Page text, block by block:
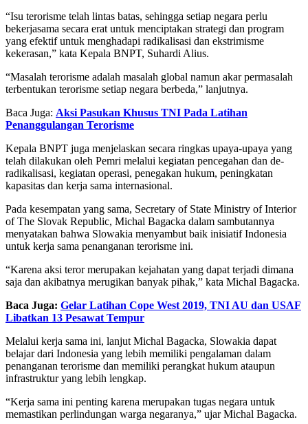
“Isu terorisme telah lintas batas, sehingga setiap negara perlu
bekerjasama secara erat untuk menciptakan strategi dan program
yang efektif untuk menghadapi radikalisasi dan ekstrimisme
kekerasan,” kata Kepala BNPT, Suhardi Alius.
“Masalah terorisme adalah masalah global namun akar permasalah
terbentukan terorisme setiap negara berbeda,” lanjutnya.
Baca Juga: Aksi Pasukan Khusus TNI Pada Latihan
Penanggulangan Terorisme
Kepala BNPT juga menjelaskan secara ringkas upaya-upaya yang
telah dilakukan oleh Pemri melalui kegiatan pencegahan dan de-
radikalisasi, kegiatan operasi, penegakan hukum, peningkatan
kapasitas dan kerja sama internasional.
Pada kesempatan yang sama, Secretary of State Ministry of Interior
of The Slovak Republic, Michal Bagacka dalam sambutannya
menyatakan bahwa Slowakia menyambut baik inisiatif Indonesia
untuk kerja sama penanganan terorisme ini.
“Karena aksi teror merupakan kejahatan yang dapat terjadi dimana
saja dan akibatnya merugikan banyak pihak,” kata Michal Bagacka.
Baca Juga: Gelar Latihan Cope West 2019, TNI AU dan USAF
Libatkan 13 Pesawat Tempur
Melalui kerja sama ini, lanjut Michal Bagacka, Slowakia dapat
belajar dari Indonesia yang lebih memiliki pengalaman dalam
penanganan terorisme dan memiliki perangkat hukum ataupun
infrastruktur yang lebih lengkap.
“Kerja sama ini penting karena merupakan tugas negara untuk
memastikan perlindungan warga negaranya,” ujar Michal Bagacka.